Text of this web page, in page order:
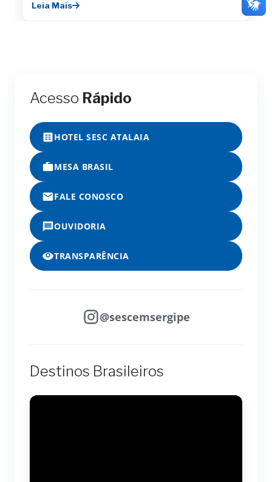
Leia Mais
Acesso Rápido
HOTEL SESC ATALAIA
MESA BRASIL
FALE CONOSCO
OUVIDORIA
TRANSPARÊNCIA
@sescemsergipe
Destinos Brasileiros